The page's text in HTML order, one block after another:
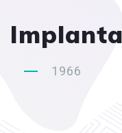
1966